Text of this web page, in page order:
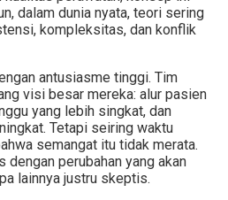
dalam dunia nyata, teori sering
kompleksitas, dan konflik
antusiasme tinggi. Tim
visi besar mereka: alur pasien
yang lebih singkat, dan
Tetapi seiring waktu
semangat itu tidak merata.
dengan perubahan yang akan
lainnya justru skeptis.